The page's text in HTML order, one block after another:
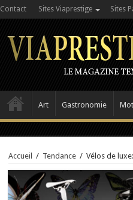
Contact Sites Viaprestige Sites
Art Gastronomie
Accueil / Tendance / Vélos de